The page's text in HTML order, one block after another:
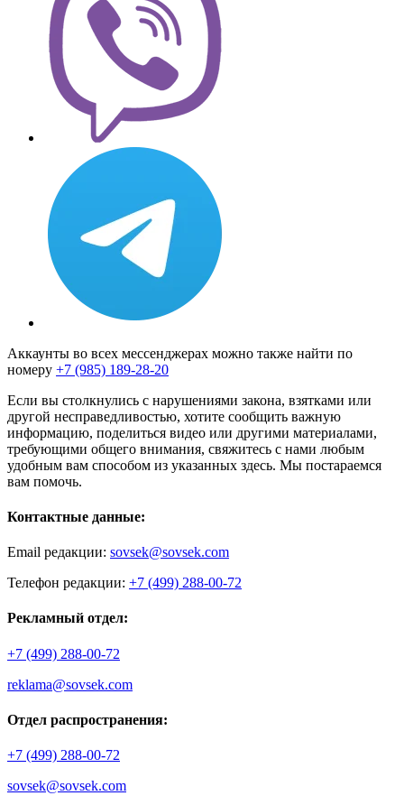
Аккаунты во всех мессенджерах можно также найти по
номеру +7 (985) 189-28-20
Если вы столкнулись с нарушениями закона, взятками или
другой несправедливостью, хотите сообщить важную
информацию, поделиться видео или другими материалами,
требующими общего внимания, свяжитесь с нами любым
удобным вам способом из указанных здесь. Мы постараемся
вам помочь.
Контактные данные:
Email редакции: sovsek@sovsek.com
Телефон редакции: +7 (499) 288-00-72
Рекламный отдел:
+7 (499) 288-00-72
reklama@sovsek.com
Отдел распространения:
+7 (499) 288-00-72
sovsek@sovsek.com